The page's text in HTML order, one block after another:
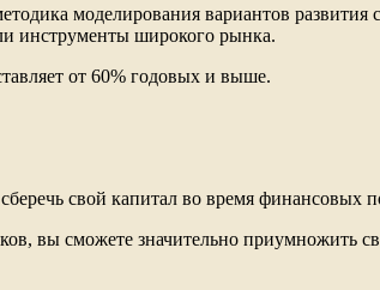
моделирования вариантов
инструменты широкого рынка.
от 60% годовых и выше.
свой капитал во время финансовых
вы сможете значительно приумножить